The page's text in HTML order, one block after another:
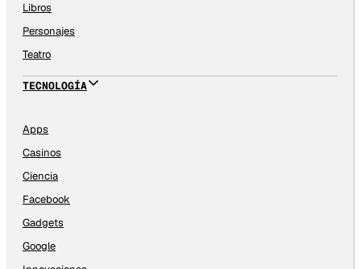
Libros
Personajes
Teatro
TECNOLOGÍA
Apps
Casinos
Ciencia
Facebook
Gadgets
Google